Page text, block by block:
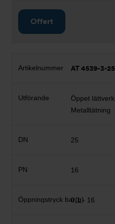
Offert
AT 4539-3-25
Öppet lättverk,
Metalltätning
25
16
0,1 - 16